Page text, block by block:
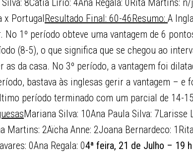
8Cátia Lírio: 4Ana Regala: 0Rita Martins: n/j
x PortugalResultado Final: 60-46Resumo: A
1º período obteve uma vantagem de 6
(8-5), o que significa que se chegou ao
as da casa. No 3º período, a vantagem foi
bastava às inglesas gerir a vantagem – e
período terminado com um parcial de 14-
Mariana Silva: 10Ana Paula Silva: 7Larisse
Martins: 2Aïcha Anne: 2Joana Bernardeco:
0Ana Regala: 04ª feira, 21 de Julho – 19